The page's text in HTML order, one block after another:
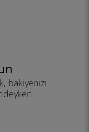
bakiyenizi